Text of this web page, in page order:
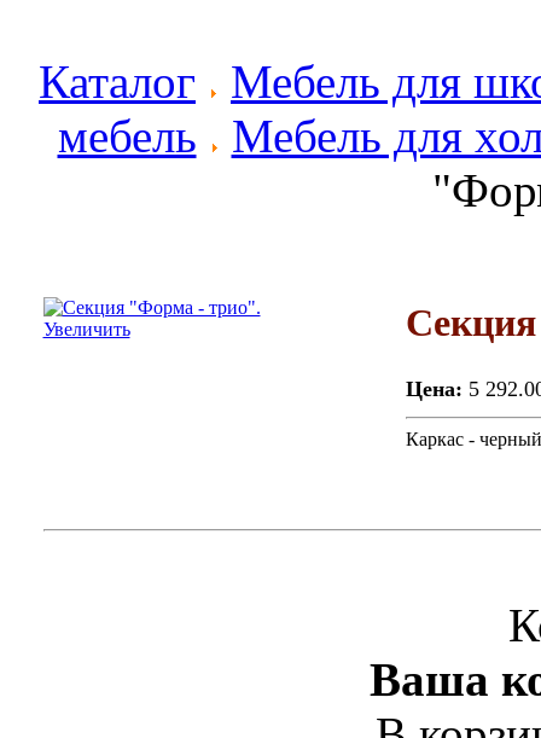
Каталог
Мебель для
мебель
Мебель для
Увеличить
Цена: 5
Каркас -
Ваша